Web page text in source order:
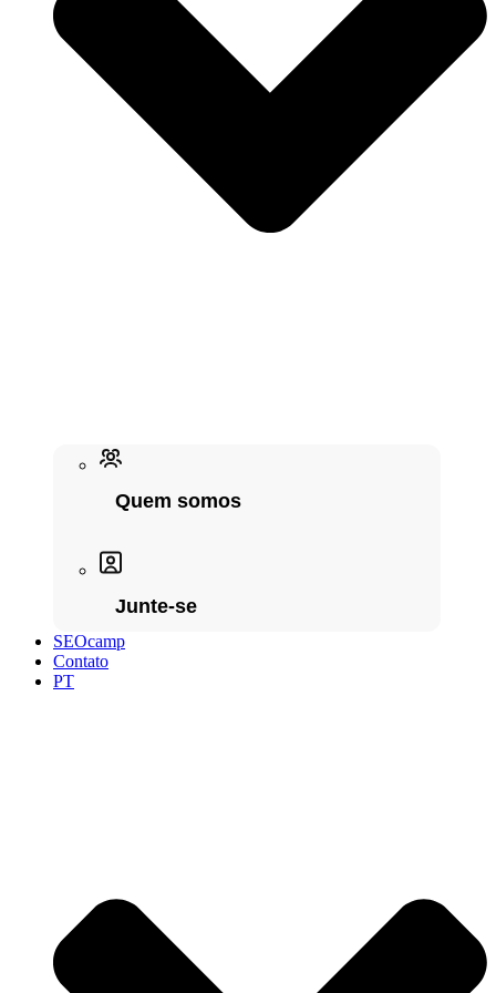
Quem somos
Junte-se
SEOcamp
Contato
PT